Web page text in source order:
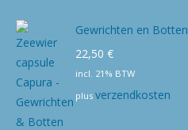
Gewrichten en Botten
22,50 €
incl. 21% BTW
plus verzendkosten